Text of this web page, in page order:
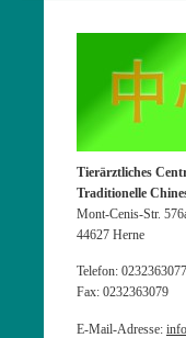
Tierärztliches
Traditionelle
Mont-Cenis-Str.
44627 Herne
Telefon: 0232363077
Fax: 0232363079
E-Mail-Adresse: